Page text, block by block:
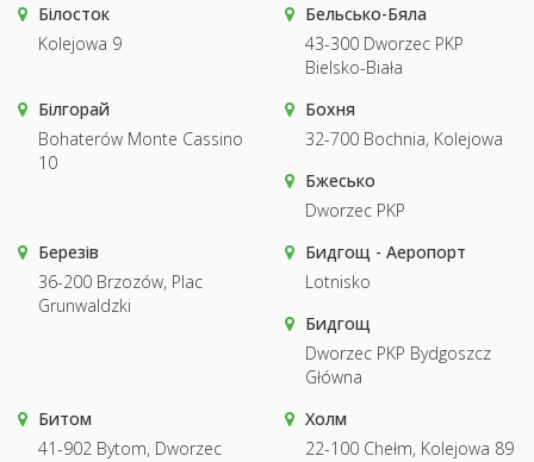
Білосток
Kolejowa 9
Бельсько-Бяла
43-300 Dworzec PKP
Bielsko-Biała
Білгорай
Bohaterów Monte Cassino
10
Бохня
32-700 Bochnia, Kolejowa
Бжесько
Dworzec PKP
Березів
36-200 Brzozów, Plac
Grunwaldzki
Бидгощ - Аеропорт
Lotnisko
Бидгощ
Dworzec PKP Bydgoszcz
Główna
Битом
41-902 Bytom, Dworzec
Холм
22-100 Chełm, Kolejowa 89